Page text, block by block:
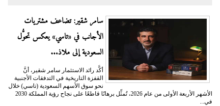
سامر شقير: تضاعف مشتريات
الأجانب في «تاسي» يعكس تحوُّل
السعودية إلى ملاذ...
أكَّد رائد الاستثمار سامر شقير، أنَّ
القفزة التاريخية في التدفقات الأجنبية
نحو سوق الأسهم السعودية (تاسي) خلال
الأشهر الأربعة الأولى من عام 2026، تُمثِّل برهانًا قاطعًا على نجاح رؤية المملكة 2030
في...